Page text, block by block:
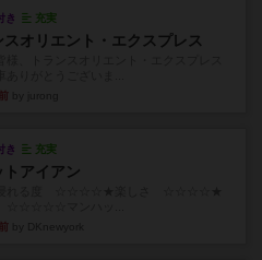
き 充実
スオリエント・エクスプレス
き 充実
トアイアン